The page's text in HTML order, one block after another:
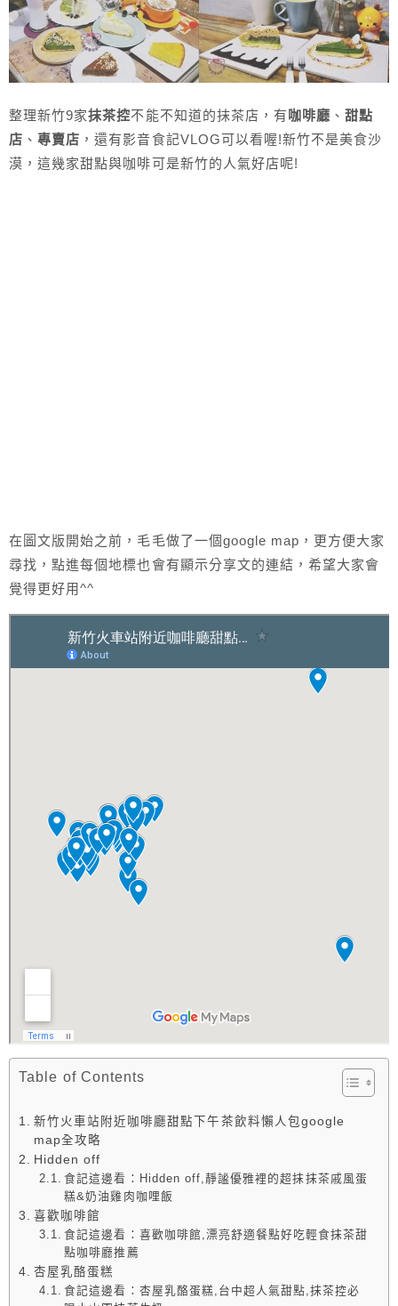
整理新竹9家抹茶控不能不知道的抹茶店，有 咖啡廳 、甜點
店 、專賣店 ，還有影音食記VLOG可以看喔!新竹不是美食沙
漠，這幾家甜點與咖啡可是新竹的人氣好店呢!
在圖文版開始之前，毛毛做了一個google map，更方便大家
尋找，點進每個地標也會有顯示分享文的連結，希望大家會
覺得更好用^^
Table of Contents
新竹火車站附近咖啡廳甜點下午茶飲料懶人包google
map全攻略
Hidden off
食記這邊看：Hidden off,靜謐優雅裡的超抹抹茶戚風蛋
糕&奶油雞肉咖哩飯
喜歡咖啡館
食記這邊看：喜歡咖啡館,漂亮舒適餐點好吃輕食抹茶甜
點咖啡廳推薦
杏屋乳酪蛋糕
食記這邊看：杏屋乳酪蛋糕,台中超人氣甜點,抹茶控必